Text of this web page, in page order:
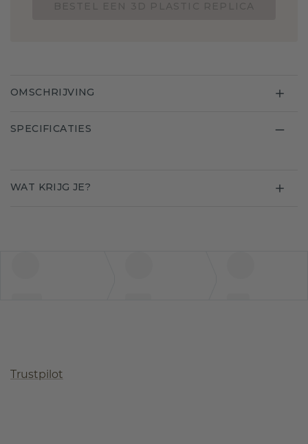
OMSCHRIJVING
SPECIFICATIES
WAT KRIJG JE?
Trustpilot